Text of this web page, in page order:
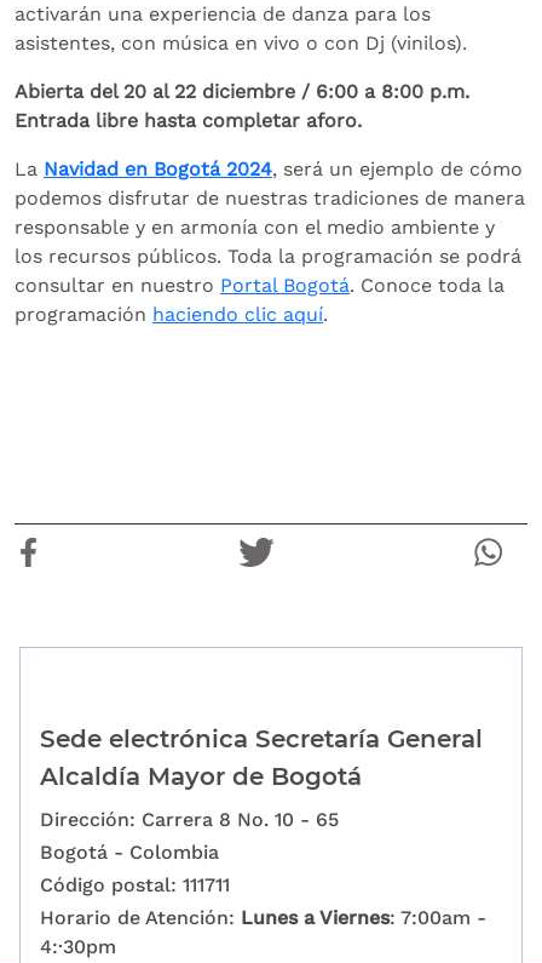
activarán una experiencia de danza para los
asistentes, con música en vivo o con Dj (vinilos).
Abierta del 20 al 22 diciembre / 6:00 a 8:00 p.m.
Entrada libre hasta completar aforo.
La Navidad en Bogotá 2024, será un ejemplo de cómo
podemos disfrutar de nuestras tradiciones de manera
responsable y en armonía con el medio ambiente y
los recursos públicos. Toda la programación se podrá
consultar en nuestro Portal Bogotá. Conoce toda la
programación haciendo clic aquí.
Sede electrónica Secretaría General
Alcaldía Mayor de Bogotá
Dirección: Carrera 8 No. 10 - 65
Bogotá - Colombia
Código postal: 111711
Horario de Atención: Lunes a Viernes: 7:00am -
4:·30pm